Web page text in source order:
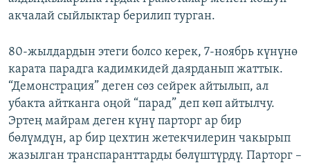
акчалай сыйлыктар берилип турган.
80-жылдардын этеги болсо керек, 7-ноябрь күнүнө
карата парадга кадимкидей даярданып жаттык.
“Демонстрация” деген сөз сейрек айтылып, ал
убакта айтканга оңой “парад” деп көп айтылчу.
Эртең майрам деген күнү парторг ар бир
бөлүмдүн, ар бир цехтин жетекчилерин чакырып
жазылган транспаранттарды бөлүштүрдү. Парторг –